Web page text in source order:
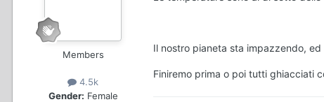
Members
4.5k
Gender: Female
Il nostro pianeta sta impazzendo,
Finiremo prima o poi tutti ghiacciati